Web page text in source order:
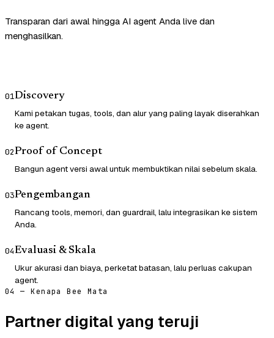
Transparan dari awal hingga AI agent Anda live dan
menghasilkan.
01Discovery
Kami petakan tugas, tools, dan alur yang paling layak diserahkan
ke agent.
02Proof of Concept
Bangun agent versi awal untuk membuktikan nilai sebelum skala.
03Pengembangan
Rancang tools, memori, dan guardrail, lalu integrasikan ke sistem
Anda.
04Evaluasi & Skala
Ukur akurasi dan biaya, perketat batasan, lalu perluas cakupan
agent.
04 — Kenapa Bee Mata
Partner digital yang teruji